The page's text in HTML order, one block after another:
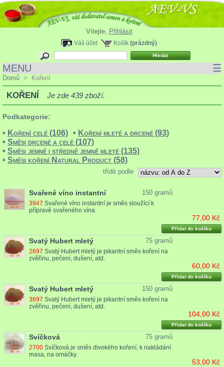
Vítejte, Přihlásit
Košík (prázdný)
Váš účet
MENU ☰
Domů > Koření
KOŘENÍ Je zde 439 zboží.
Podkategorie:
• Koření celé (106) • Koření mleté a drcené (93)
• Směsi drcené a celé (107)
• Směsi jemně i středně jemně mleté (135)
• Směsi koření Natural Product (58)
třídit podle
Svařené víno instantní 150 gramů
3947 Svařené víno instantní je směs sloužící k
přípravě svařeného vína
77,00 Kč
Přidat do košíku
Svatý Hubert mletý 75 gramů
2697 Svatý Hubert mletý je pikantní směs koření na
zvěřinu, pečení, dušení, atd.
60,00 Kč
Přidat do košíku
Svatý Hubert mletý 150 gramů
3697 Svatý Hubert mletý je pikantní směs koření na
zvěřinu, pečení, dušení, atd.
104,00 Kč
Přidat do košíku
Svíčková 75 gramů
2700 Svíčková je směs divokého koření, k nakládání
masa, na omáčky.
53,00 Kč